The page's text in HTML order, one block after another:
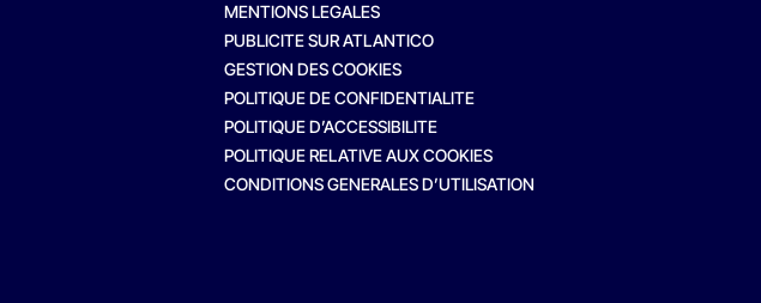
MENTIONS LEGALES
PUBLICITE SUR ATLANTICO
GESTION DES COOKIES
POLITIQUE DE CONFIDENTIALITE
POLITIQUE D’ACCESSIBILITE
POLITIQUE RELATIVE AUX COOKIES
CONDITIONS GENERALES D’UTILISATION